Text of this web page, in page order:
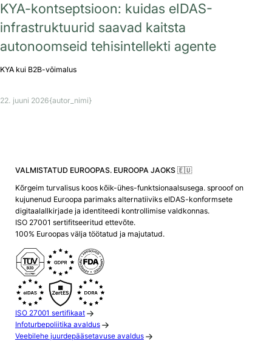
KYA-kontseptsioon: kuidas eIDAS-
infrastruktuurid saavad kaitsta
autonoomseid tehisintellekti agente
KYA kui B2B-võimalus
22. juuni 2026{autor_nimi}
VALMISTATUD EUROOPAS. EUROOPA JAOKS 🇪🇺
Kõrgeim turvalisus koos kõik-ühes-funktsionaalsusega. sprooof on
kujunenud Euroopa parimaks alternatiiviks eIDAS-konformsete
digitaalallkirjade ja identiteedi kontrollimise valdkonnas.
ISO 27001 sertifitseeritud ettevõte.
100% Euroopas välja töötatud ja majutatud.
ISO 27001 sertifikaat
Infoturbepoliitika avaldus
Veebilehe juurdepääsetavuse avaldus